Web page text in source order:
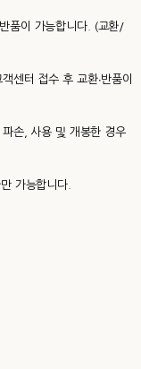
품이 가능합니다. (교환/
센터 접수 후 교환∙반품이
손, 사용 및 개봉한 경우
가능합니다.